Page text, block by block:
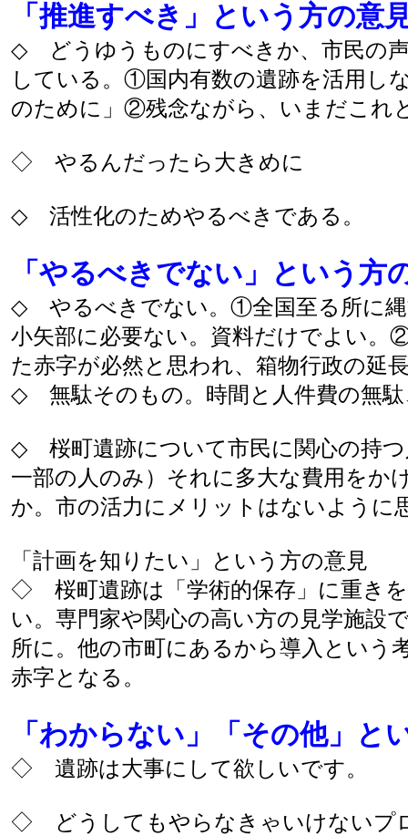
「推進すべき」という方の意
◇ どうゆうものにすべきか、市民の
している。①国内有数の遺跡を活用し
のために」②残念ながら、いまだこれ
◇ やるんだったら大きめに
◇ 活性化のためやるべきである。
「やるべきでない」という方
◇ やるべきでない。①全国至る所に縄
小矢部に必要ない。資料だけでよい。
た赤字が必然と思われ、箱物行政の延
◇ 無駄そのもの。時間と人件費の無駄
◇ 桜町遺跡について市民に関心の持
一部の人のみ）それに多大な費用をか
か。市の活力にメリットはないように
「計画を知りたい」という方の意見
◇ 桜町遺跡は「学術的保存」に重き
い。専門家や関心の高い方の見学施設
所に。他の市町にあるから導入という
赤字となる。
「わからない」「その他」と
◇ 遺跡は大事にして欲しいです。
◇ どうしてもやらなきゃいけないプ